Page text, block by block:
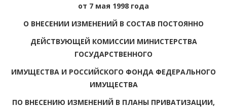
от 7 мая 1998 года
О ВНЕСЕНИИ ИЗМЕНЕНИЙ В СОСТАВ ПОСТОЯННО
ДЕЙСТВУЮЩЕЙ КОМИССИИ МИНИСТЕРСТВА
ГОСУДАРСТВЕННОГО
ИМУЩЕСТВА И РОССИЙСКОГО ФОНДА ФЕДЕРАЛЬНОГО
ИМУЩЕСТВА
ПО ВНЕСЕНИЮ ИЗМЕНЕНИЙ В ПЛАНЫ ПРИВАТИЗАЦИИ,